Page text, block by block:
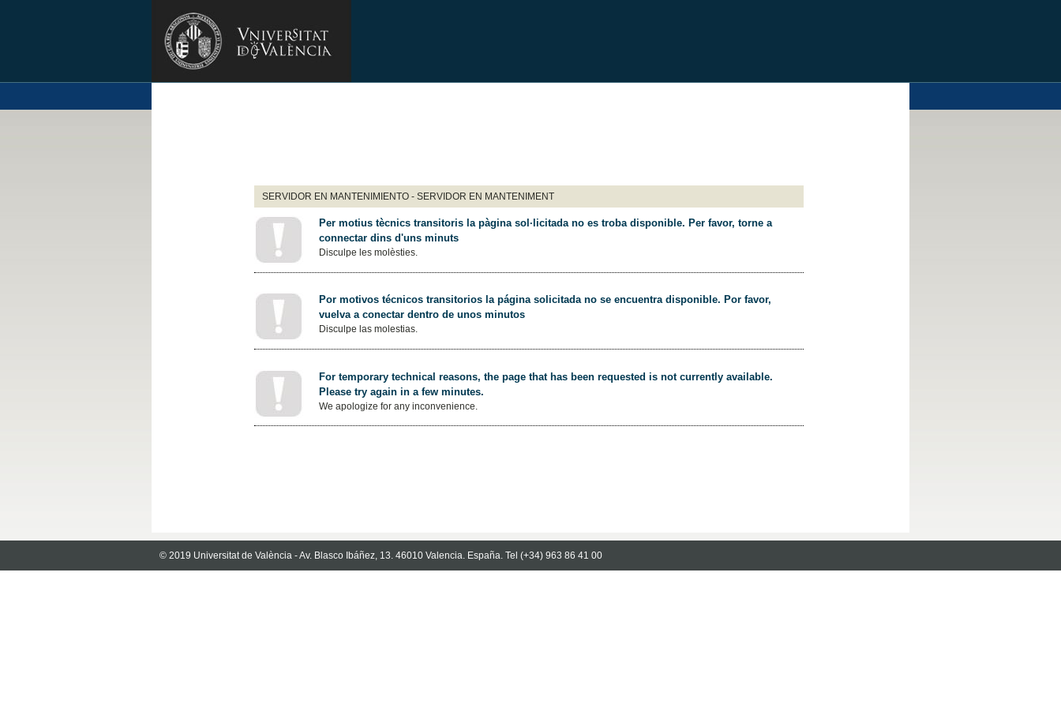
SERVIDOR EN MANTENIMIENTO - SERVIDOR EN MANTENIMENT
Per motius tècnics transitoris la pàgina sol·licitada no es troba disponible. Per favor, torne a
connectar dins d'uns minuts
Disculpe les molèsties.
Por motivos técnicos transitorios la página solicitada no se encuentra disponible. Por favor,
vuelva a conectar dentro de unos minutos
Disculpe las molestias.
For temporary technical reasons, the page that has been requested is not currently available.
Please try again in a few minutes.
We apologize for any inconvenience.
© 2019 Universitat de València - Av. Blasco Ibáñez, 13. 46010 Valencia. España. Tel (+34) 963 86 41 00